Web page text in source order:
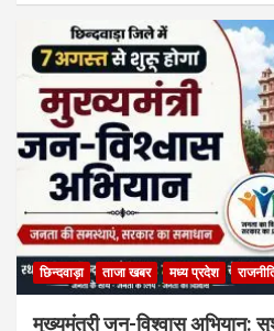
ce
b
o
o
k
at
s
A
p
p
ail
e
छिन्दवाड़ा ताजा खबर मध्य प्रदेश
मुख्यमंत्री जन-विश्वास अभियान: